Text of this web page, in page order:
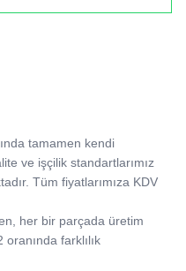
tamamen kendi
ve işçilik standartlarımız
Tüm fiyatlarımıza KDV
her bir parçada üretim
farklılık